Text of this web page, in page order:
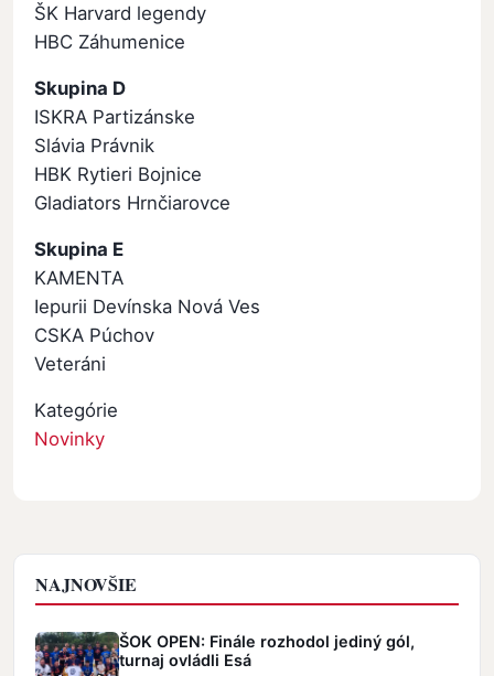
ŠK Harvard legendy
HBC Záhumenice
Skupina D
ISKRA Partizánske
Slávia Právnik
HBK Rytieri Bojnice
Gladiators Hrnčiarovce
Skupina E
KAMENTA
Iepurii Devínska Nová Ves
CSKA Púchov
Veteráni
Kategórie
Novinky
NAJNOVŠIE
ŠOK OPEN: Finále rozhodol jediný gól,
turnaj ovládli Esá